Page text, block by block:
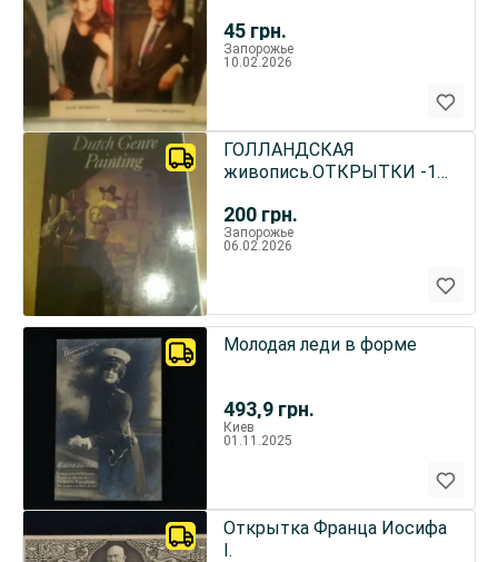
45 грн.
Запорожье
10.02.2026
200 грн.
ГОЛЛАНДСКАЯ
живопись.ОТКРЫТКИ -16
1988.Ленинград.Размер
21х14 см
Запорожье
06.02.2026
493,9 грн.
Молодая леди в форме
Киев
01.11.2025
Открытка Франца Иосифа
I.